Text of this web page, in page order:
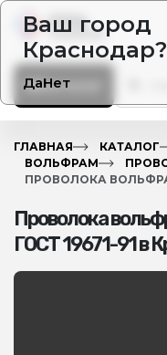
Ваш город
Краснодар?
ДаНет
Каталог
ГЛАВНАЯ КАТАЛОГ
ВОЛЬФРАМ
ПРОВОЛОКА
Проволока
ГОСТ 19671-91 в